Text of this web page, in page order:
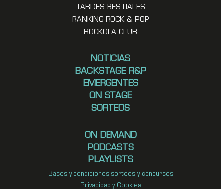
TARDES BESTIALES
RANKING ROCK & POP
ROCKOLA CLUB
NOTICIAS
BACKSTAGE R&P
EMERGENTES
ON STAGE
SORTEOS
ON DEMAND
PODCASTS
PLAYLISTS
Bases y condiciones sorteos y concursos
Privacidad y Cookies